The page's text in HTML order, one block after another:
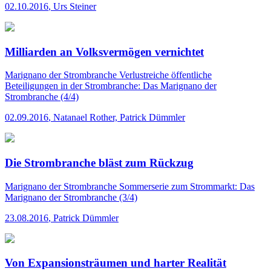
02.10.2016, Urs Steiner
Milliarden an Volksvermögen vernichtet
Marignano der Strombranche Verlustreiche öffentliche
Beteiligungen in der Strombranche: Das Marignano der
Strombranche (4/4)
02.09.2016, Natanael Rother, Patrick Dümmler
Die Strombranche bläst zum Rückzug
Marignano der Strombranche Sommerserie zum Strommarkt: Das
Marignano der Strombranche (3/4)
23.08.2016, Patrick Dümmler
Von Expansionsträumen und harter Realität